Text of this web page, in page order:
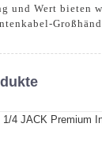
und Wert bieten